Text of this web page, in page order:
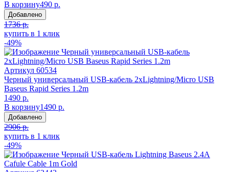
В корзину490 р.
Добавлено
1736 р.
купить в 1 клик
-49%
Артикул 60534
Черный универсальный USB-кабель 2хLightning/Micro USB
Baseus Rapid Series 1.2m
1490 р.
В корзину1490 р.
Добавлено
2906 р.
купить в 1 клик
-49%